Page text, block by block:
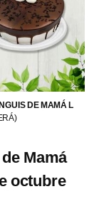
DE MAMÁ L
Mamá
octubre